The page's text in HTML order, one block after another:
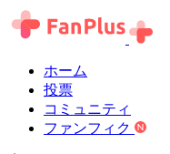
ホーム
投票
コミュニティ
ファンフィク